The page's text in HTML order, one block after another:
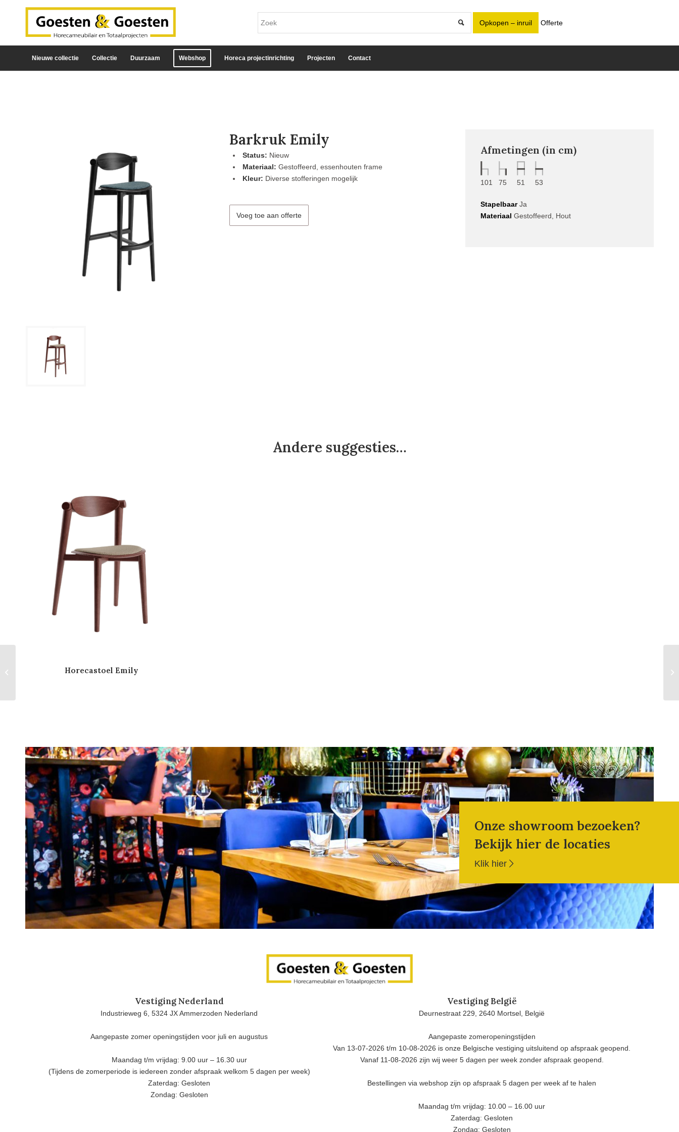
Opkopen – inruil Offerte
Nieuwe collectie Collectie Duurzaam Webshop Horeca projectinrichting Projecten Contact
Barkruk Emily
Status: Nieuw
Materiaal: Gestoffeerd, essenhouten frame
Kleur: Diverse stofferingen mogelijk
Voeg toe aan offerte
Afmetingen (in cm)
101 75 51 53
StapelbaarJa
Materiaal Gestoffeerd, Hout
Andere suggesties…
Horecastoel Emily
Onze showroom bezoeken?
Bekijk hier de locaties
Klik hier
Vestiging Nederland
Industrieweg 6, 5324 JX Ammerzoden Nederland
Aangepaste zomer openingstijden voor juli en augustus
Maandag t/m vrijdag: 9.00 uur – 16.30 uur
(Tijdens de zomerperiode is iedereen zonder afspraak welkom 5 dagen per week)
Zaterdag: Gesloten
Zondag: Gesloten
Vestiging België
Deurnestraat 229, 2640 Mortsel, België
Aangepaste zomeropeningstijden
Van 13-07-2026 t/m 10-08-2026 is onze Belgische vestiging uitsluitend op afspraak geopend.
Vanaf 11-08-2026 zijn wij weer 5 dagen per week zonder afspraak geopend.
Bestellingen via webshop zijn op afspraak 5 dagen per week af te halen
Maandag t/m vrijdag: 10.00 – 16.00 uur
Zaterdag: Gesloten
Zondag: Gesloten
Stoel Dex Colour RG